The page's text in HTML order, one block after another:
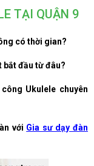
TẠI QUẬN 9
có thời gian?
bắt đầu từ đâu?
Ukulele chuyên
với Gia sư dạy đàn